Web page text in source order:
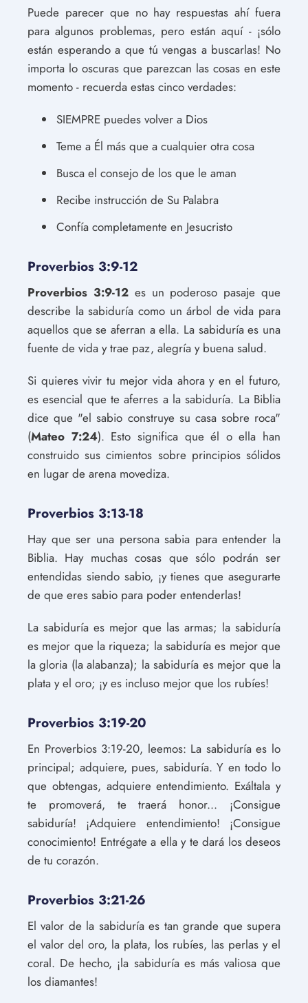
Puede parecer que no hay respuestas ahí fuera
para algunos problemas, pero están aquí - ¡sólo
están esperando a que tú vengas a buscarlas! No
importa lo oscuras que parezcan las cosas en este
momento - recuerda estas cinco verdades:
SIEMPRE puedes volver a Dios
Teme a Él más que a cualquier otra cosa
Busca el consejo de los que le aman
Recibe instrucción de Su Palabra
Confía completamente en Jesucristo
Proverbios 3:9-12
Proverbios 3:9-12es un poderoso pasaje que
describe la sabiduría como un árbol de vida para
aquellos que se aferran a ella. La sabiduría es una
fuente de vida y trae paz, alegría y buena salud.
Si quieres vivir tu mejor vida ahora y en el futuro,
es esencial que te aferres a la sabiduría. La Biblia
dice que "el sabio construye su casa sobre roca"
(Mateo 7:24). Esto significa que él o ella han
construido sus cimientos sobre principios sólidos
en lugar de arena movediza.
Proverbios 3:13-18
Hay que ser una persona sabia para entender la
Biblia. Hay muchas cosas que sólo podrán ser
entendidas siendo sabio, ¡y tienes que asegurarte
de que eres sabio para poder entenderlas!
La sabiduría es mejor que las armas; la sabiduría
es mejor que la riqueza; la sabiduría es mejor que
la gloria (la alabanza); la sabiduría es mejor que la
plata y el oro; ¡y es incluso mejor que los rubíes!
Proverbios 3:19-20
En Proverbios 3:19-20, leemos: La sabiduría es lo
principal; adquiere, pues, sabiduría. Y en todo lo
que obtengas, adquiere entendimiento. Exáltala y
te promoverá, te traerá honor... ¡Consigue
sabiduría! ¡Adquiere entendimiento! ¡Consigue
conocimiento! Entrégate a ella y te dará los deseos
de tu corazón.
Proverbios 3:21-26
El valor de la sabiduría es tan grande que supera
el valor del oro, la plata, los rubíes, las perlas y el
coral. De hecho, ¡la sabiduría es más valiosa que
los diamantes!